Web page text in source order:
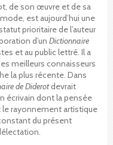
de son œuvre et de sa
est aujourd’hui une
prioritaire de l’auteur
d’un Dictionnaire
et au public lettré. Il a
meilleurs connaisseurs
la plus récente. Dans
de Diderotdevrait
écrivain dont la pensée
rayonnement artistique
du présent